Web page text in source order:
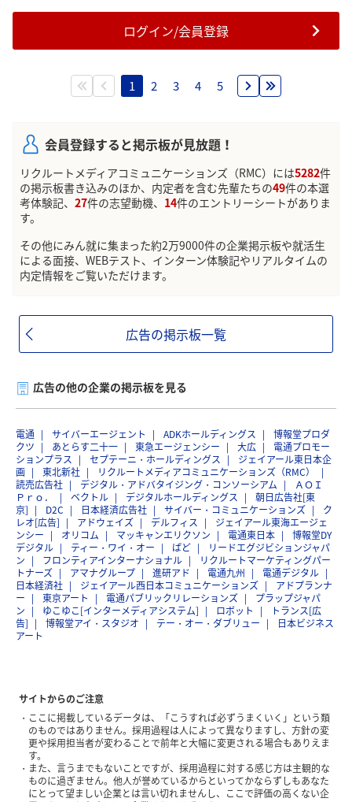
ログイン/会員登録
1 2 3 4 5
会員登録すると掲示板が見放題！
リクルートメディアコミュニケーションズ（RMC）には5282件
の掲示板書き込みのほか、内定者を含む先輩たちの49件の本選
考体験記、 27件の志望動機、 14件のエントリーシートがありま
す。
その他にみん就に集まった約2万9000件の企業掲示板や就活生
による面接、WEBテスト、インターン体験記やリアルタイムの
内定情報をご覧いただけます。
広告の掲示板一覧
広告の他の企業の掲示板を見る
電通 サイバーエージェント ADKホールディングス
博報堂プロダ
クツ
あとらす二十一 東急エージェンシー 大広
電通プロモー
ションプラス
セプテーニ・ホールディングス
ジェイアール東日本企
画
東北新社
リクルートメディアコミュニケーションズ（RMC）
読売広告社
デジタル・アドバタイジング・コンソーシアム
ＡＯＩ
Ｐｒｏ．
ベクトル デジタルホールディングス
朝日広告社[東
京]
D2C 日本経済広告社 サイバー・コミュニケーションズ
ク
レオ[広告]
アドウェイズ デルフィス
ジェイアール東海エージェ
ンシー
オリコム マッキャンエリクソン 電通東日本
博報堂DY
デジタル
ティー・ワイ・オー ぱど
リードエグジビションジャパ
ン
フロンティアインターナショナル
リクルートマーケティングパー
トナーズ
アマナグループ 進研アド 電通九州
電通デジタル
日本経済社
ジェイアール西日本コミュニケーションズ
アドプランナ
ー
東京アート 電通パブリックリレーションズ
プラップジャパ
ン
ゆこゆこ[インターメディアシステム] ロボット
トランス[広
告]
博報堂アイ・スタジオ テー・オー・ダブリュー
日本ビジネス
アート
サイトからのご注意
ここに掲載しているデータは、「こうすれば必ずうまくいく」という類
のものではありません。採用過程は人によって異なりますし、方針の変
更や採用担当者が変わることで前年と大幅に変更される場合もありえま
す。
また、言うまでもないことですが、採用過程に対する感じ方は主観的な
ものに過ぎません。他人が誉めているからといってかならずしもあなた
にとって望ましい企業とは言い切れませんし、ここで評価の高くない企